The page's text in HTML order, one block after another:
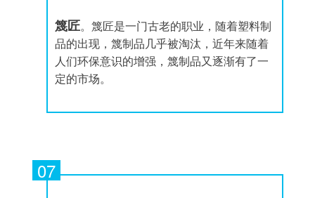
篾匠。篾匠是一门古老的职业，随着塑料制
品的出现，篾制品几乎被淘汰，近年来随着
人们环保意识的增强，篾制品又逐渐有了一
定的市场。
07